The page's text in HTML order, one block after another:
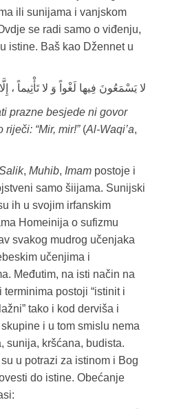
ili sunijama i vanjskom
se radi samo o viđenju,
istine. Baš kao Džennet u
لا يَسْمَعُونَ فِيها لَغْواً وَ لا تَأْثِيماً ،
prazne besjede ni govor
“Mir, mir!”(Al-Waqi’a,
, Muhib, Imampostoje i
samo šiijama. Sunijski
ih u svojim irfanskim
Homeinija o sufizmu
svakog mudrog učenjaka
učenjima i
Međutim, na isti način na
postoji “istinit i
tako i kod derviša i
i u tom smislu nema
sunija, kršćana, budista.
u potrazi za istinom i Bog
do istine. Obećanje